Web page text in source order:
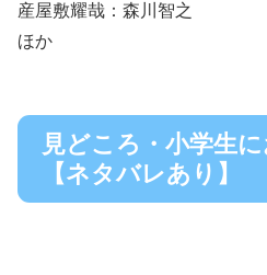
産屋敷耀哉：森川智之
ほか
見どころ・小学生
【ネタバレあり】